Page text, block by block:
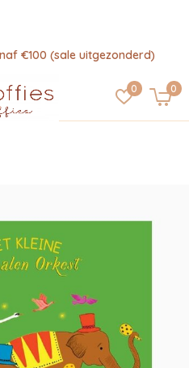
0 0
€100 (sale uitgezonderd)